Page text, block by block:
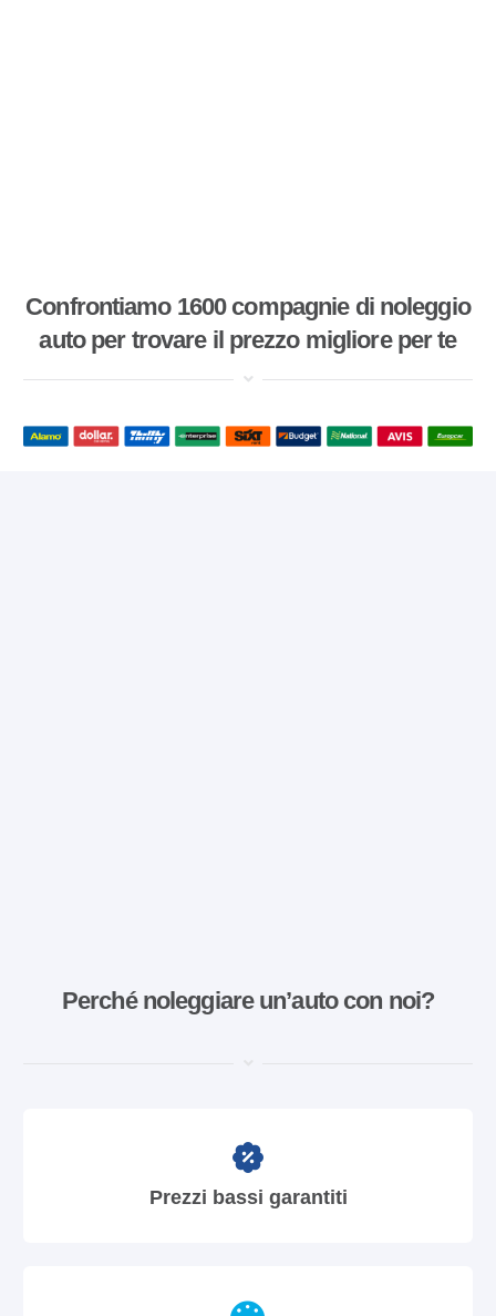
Confrontiamo 1600 compagnie di noleggio
auto per trovare il prezzo migliore per te
Perché noleggiare un’auto con noi?
Prezzi bassi garantiti